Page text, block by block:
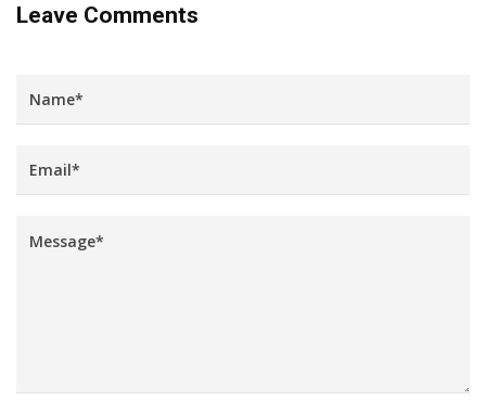
Leave Comments